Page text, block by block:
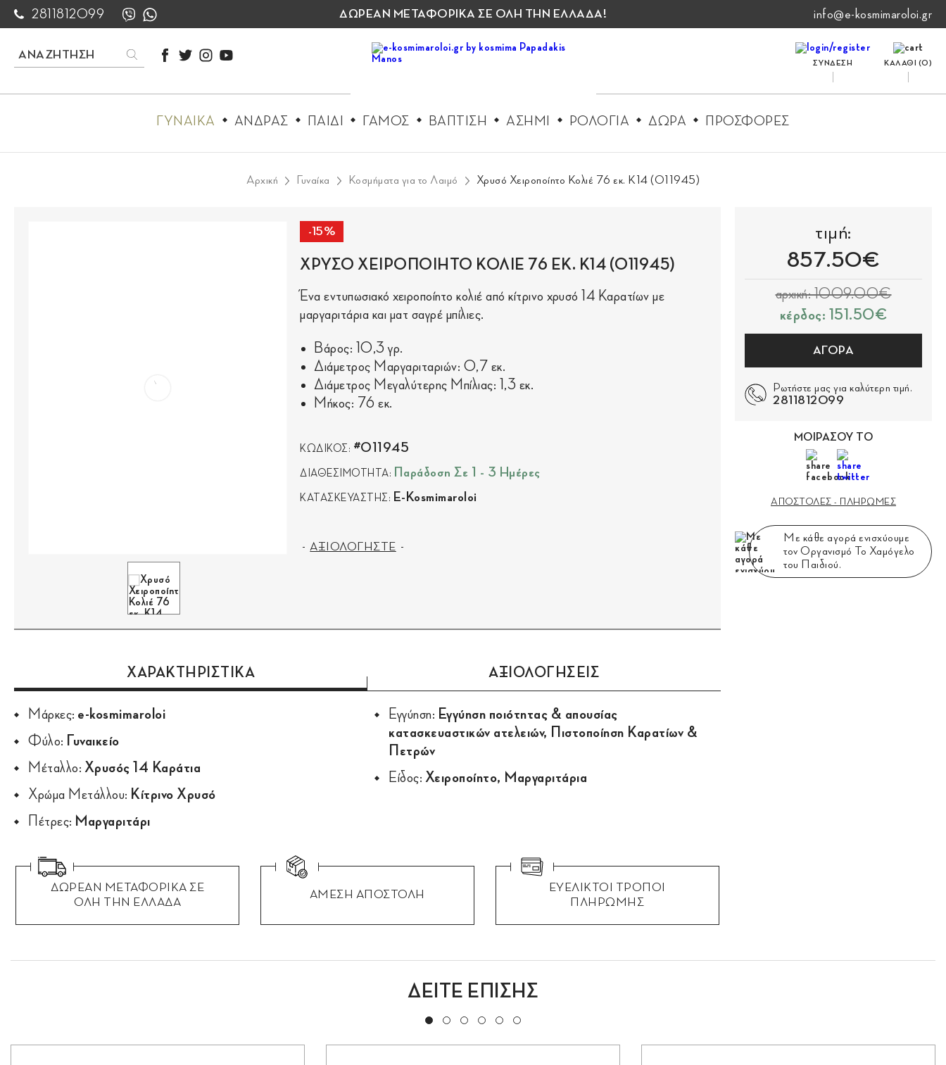
2811812099 ΔΩΡΕΑΝ ΜΕΤΑΦΟΡΙΚΑ ΣΕ ΟΛΗ ΤΗΝ ΕΛΛΑΔΑ! info@e-kosmimaroloi.gr
ΣΥΝΔΕΣΗ ΚΑΛΑΘΙ (0)
ΓΥΝΑΙΚΑ ΑΝΔΡΑΣ ΠΑΙΔΙ ΓΑΜΟΣ ΒΑΠΤΙΣΗ ΑΣΗΜΙ ΡΟΛΟΓΙΑ ΔΩΡΑ ΠΡΟΣΦΟΡΕΣ
Αρχική Γυναίκα Κοσμήματα για το Λαιμό Χρυσό Χειροποίητο Κολιέ 76 εκ. Κ14 (011945)
-15%
ΧΡΥΣΟ ΧΕΙΡΟΠΟΙΗΤΟ ΚΟΛΙΕ 76 ΕΚ. Κ14 (011945)
Ένα εντυπωσιακό χειροποίητο κολιέ από κίτρινο χρυσό 14 Καρατίων με
μαργαριτάρια και ματ σαγρέ μπίλιες.
Βάρος: 10,3 γρ.
Διάμετρος Μαργαριταριών: 0,7 εκ.
Διάμετρος Μεγαλύτερης Μπίλιας: 1,3 εκ.
Μήκος: 76 εκ.
ΚΩΔΙΚΟΣ: #011945
ΔΙΑΘΕΣΙΜΟΤΗΤΑ: Παράδοση Σε 1 - 3 Ημέρες
ΚΑΤΑΣΚΕΥΑΣΤΗΣ: E-Kosmimaroloi
ΑΞΙΟΛΟΓΗΣΤΕ
ΧΑΡΑΚΤΗΡΙΣΤΙΚΑ ΑΞΙΟΛΟΓΗΣΕΙΣ
Μάρκες: e-kosmimaroloi
Φύλο:
Γυναικείο
Μέταλλο: Χρυσός 14 Καράτια
Χρώμα Μετάλλου: Κίτρινο Χρυσό
Πέτρες: Μαργαριτάρι
Εγγύηση: Εγγύηση ποιότητας & απουσίας
κατασκευαστικών ατελειών, Πιστοποίηση Καρατίων &
Πετρών
Είδος: Χειροποίητο, Μαργαριτάρια
ΔΩΡΕΑΝ ΜΕΤΑΦΟΡΙΚΑ ΣΕ
ΟΛΗ ΤΗΝ ΕΛΛΑΔΑ
ΑΜΕΣΗ ΑΠΟΣΤΟΛΗ
ΕΥΕΛΙΚΤΟΙ ΤΡΟΠΟΙ
ΠΛΗΡΩΜΗΣ
τιμή:
857.50€
αρχική: 1009.00€
κέρδος: 151.50€
ΑΓΟΡΑ
Ρωτήστε μας για καλύτερη τιμή.
2811812099
ΜΟΙΡΑΣΟΥ ΤΟ
ΑΠΟΣΤΟΛΕΣ - ΠΛΗΡΩΜΕΣ
Με κάθε αγορά ενισχύουμε
τον Οργανισμό Το Χαμόγελο
του Παιδιού.
ΔΕΙΤΕ ΕΠΙΣΗΣ